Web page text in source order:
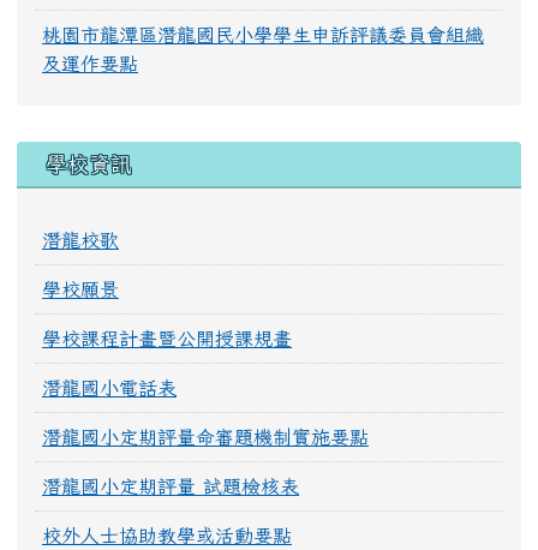
桃園市龍潭區潛龍國民小學學生申訴評議委員會組織
及運作要點
學校資訊
潛龍校歌
學校願景
學校課程計畫暨公開授課規畫
潛龍國小電話表
潛龍國小定期評量命審題機制實施要點
潛龍國小定期評量 試題檢核表
校外人士協助教學或活動要點